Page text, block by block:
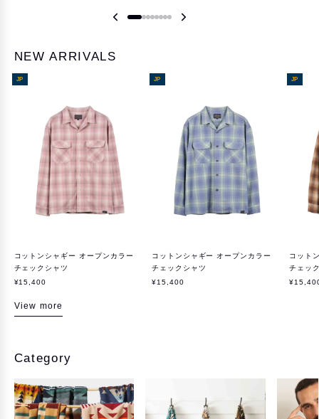
NEW ARRIVALS
JP
コットンシャギー オープンカラー
チェックシャツ
¥15,400
JP
コットンシャギー オープンカラー
チェックシャツ
¥15,400
JP
コット
チェッ
View more
Category